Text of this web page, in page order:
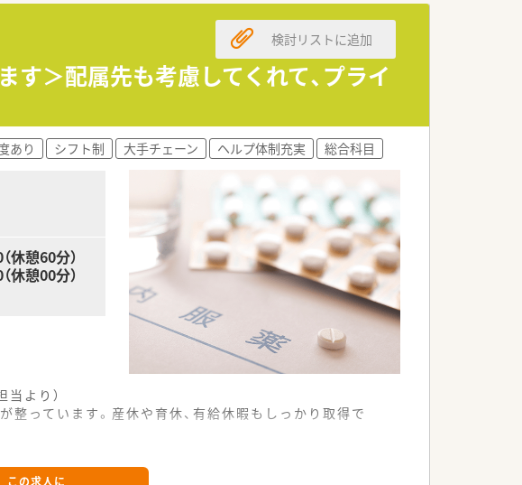
理なく働けます。
がら就業が可能です。
できる環境です。
を担当していただきます。
の提案を行います。
活かした相談に対応します。
目指す大手チェーンです。
視点を大切にしています。
の最高位認定を受けています。
す＞配属先も考慮してくれて、プライ
検討リストに追加
あり シフト制 大手チェーン ヘルプ体制充実 総合科目
休憩60分）
憩00分）
より）
っています。産休や育休、有給休暇もしっかり取得で
この求人に